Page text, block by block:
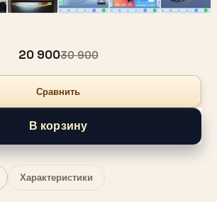
20 90030 900
Сравнить
В корзину
Характеристики